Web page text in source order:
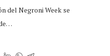
del Negroni Week se